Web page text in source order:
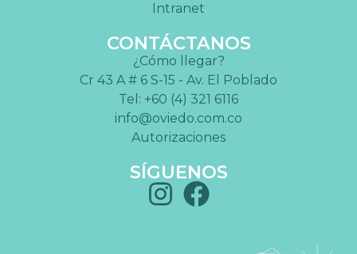
Intranet
CONTÁCTANOS
¿Cómo llegar?
Cr 43 A # 6 S-15 - Av. El Poblado
Tel: +60 (4) 321 6116
info@oviedo.com.co
Autorizaciones
SÍGUENOS